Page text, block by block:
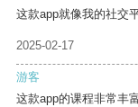
这款app就像我的社交
2025-02-17
游客
这款app的课程非常丰